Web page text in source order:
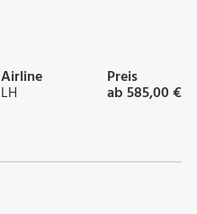
Airline
LH
Preis
ab 585,00 €